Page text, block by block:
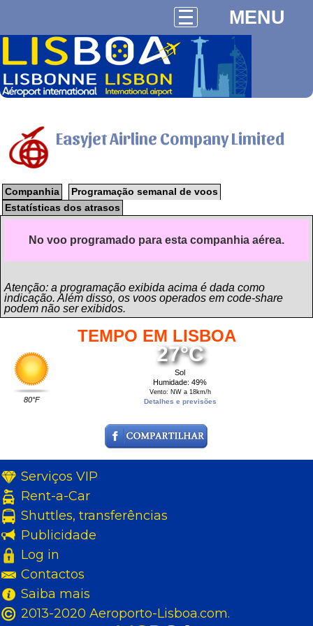
MENU
Easyjet Airline Company Limited
Companhia
Programação semanal de voos
Estatísticas dos atrasos
No voo programado para esta companhia aérea.
Atenção: a programação exibida acima é dada como
indicação. Além disso, os voos operados em code-share
podem não ser exibidos.
TEMPO EM LISBOA
80°F
27°C
Sol
Humidade: 49%
Vento: NW a 18km/h
Detalhes e previsões
Serviços VIP
Rent-a-Car
Shuttles, transferências
Publicidade
Log in
Contactos
Saiba mais
2013-2020 Aeroporto-Lisboa.com.